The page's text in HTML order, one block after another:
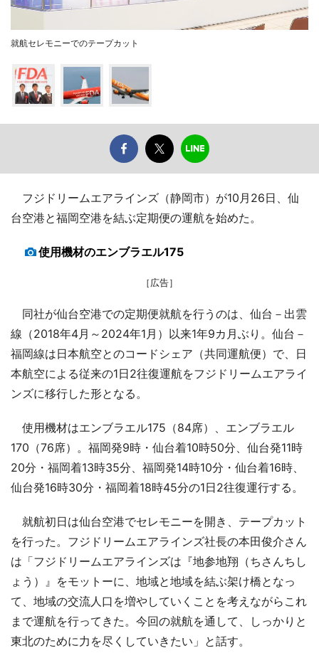
就航セレモニーでのテープカット
フジドリームエアラインズ（静岡市）が10月26日、仙
台空港と福岡空港を結ぶ定期便の運航を始めた。
使用機材のエンブラエル175
［広告］
同社が仙台空港での定期便就航を行うのは、仙台－出雲
線（2018年4月～2024年1月）以来1年9カ月ぶり。仙台－
福岡線は日本航空とのコードシェア（共同運航便）で、日
本航空による従来の1日2往復運航をフジドリームエアライ
ンズに移行した形となる。
使用機材はエンブラエル175（84席）、エンブラエル
170（76席）。福岡発9時・仙台着10時50分、仙台発11時
20分・福岡着13時35分、福岡発14時10分・仙台着16時、
仙台発16時30分・福岡着18時45分の1日2往復運行する。
就航初日は仙台空港でセレモニーを開き、テープカット
を行った。フジドリームエアラインズ社長の本田俊介さん
は「フジドリームエアラインズは『地参地翔（ちさんちし
ょう）』をモットーに、地域と地域を結ぶ架け橋となっ
て、地域の交流人口を増やしていくことを考えながらこれ
まで運航を行ってきた。今回の就航を通して、しっかりと
東北のために力を尽くしていきたい」と話す。